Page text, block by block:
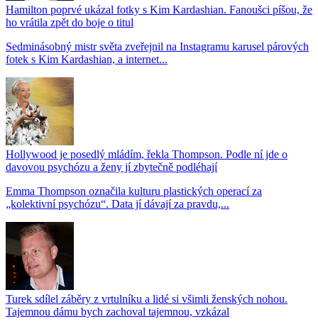
Hamilton poprvé ukázal fotky s Kim Kardashian. Fanoušci píšou, že
ho vrátila zpět do boje o titul
Sedminásobný mistr světa zveřejnil na Instagramu karusel párových
fotek s Kim Kardashian, a internet...
Hollywood je posedlý mládím, řekla Thompson. Podle ní jde o
davovou psychózu a ženy jí zbytečně podléhají
Emma Thompson označila kulturu plastických operací za
„kolektivní psychózu“. Data jí dávají za pravdu,...
Turek sdílel záběry z vrtulníku a lidé si všimli ženských nohou.
Tajemnou dámu bych zachoval tajemnou, vzkázal